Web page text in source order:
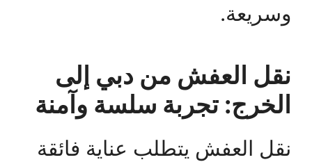
وسريعة.
نقل العفش من دبي إلى
الخرج: تجربة سلسة وآمنة
نقل العفش يتطلب عناية فائقة